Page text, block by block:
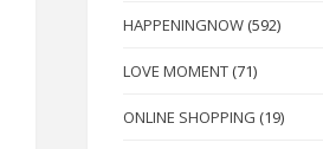
HAPPENINGNOW (592)
LOVE MOMENT (71)
ONLINE SHOPPING (19)